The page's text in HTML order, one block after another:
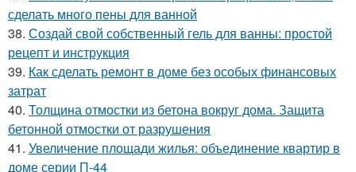
сделать много пены для ванной
38. Создай свой собственный гель для ванны: простой
рецепт и инструкция
39. Как сделать ремонт в доме без особых финансовых
затрат
40. Толщина отмостки из бетона вокруг дома. Защита
бетонной отмостки от разрушения
41. Увеличение площади жилья: объединение квартир в
доме серии П-44